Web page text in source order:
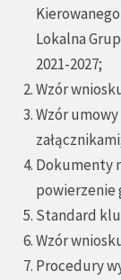
Lokalna
2021-2027;
Wzór
Wzór
Dokumenty
powierzenie
Standard
Wzór
Procedury